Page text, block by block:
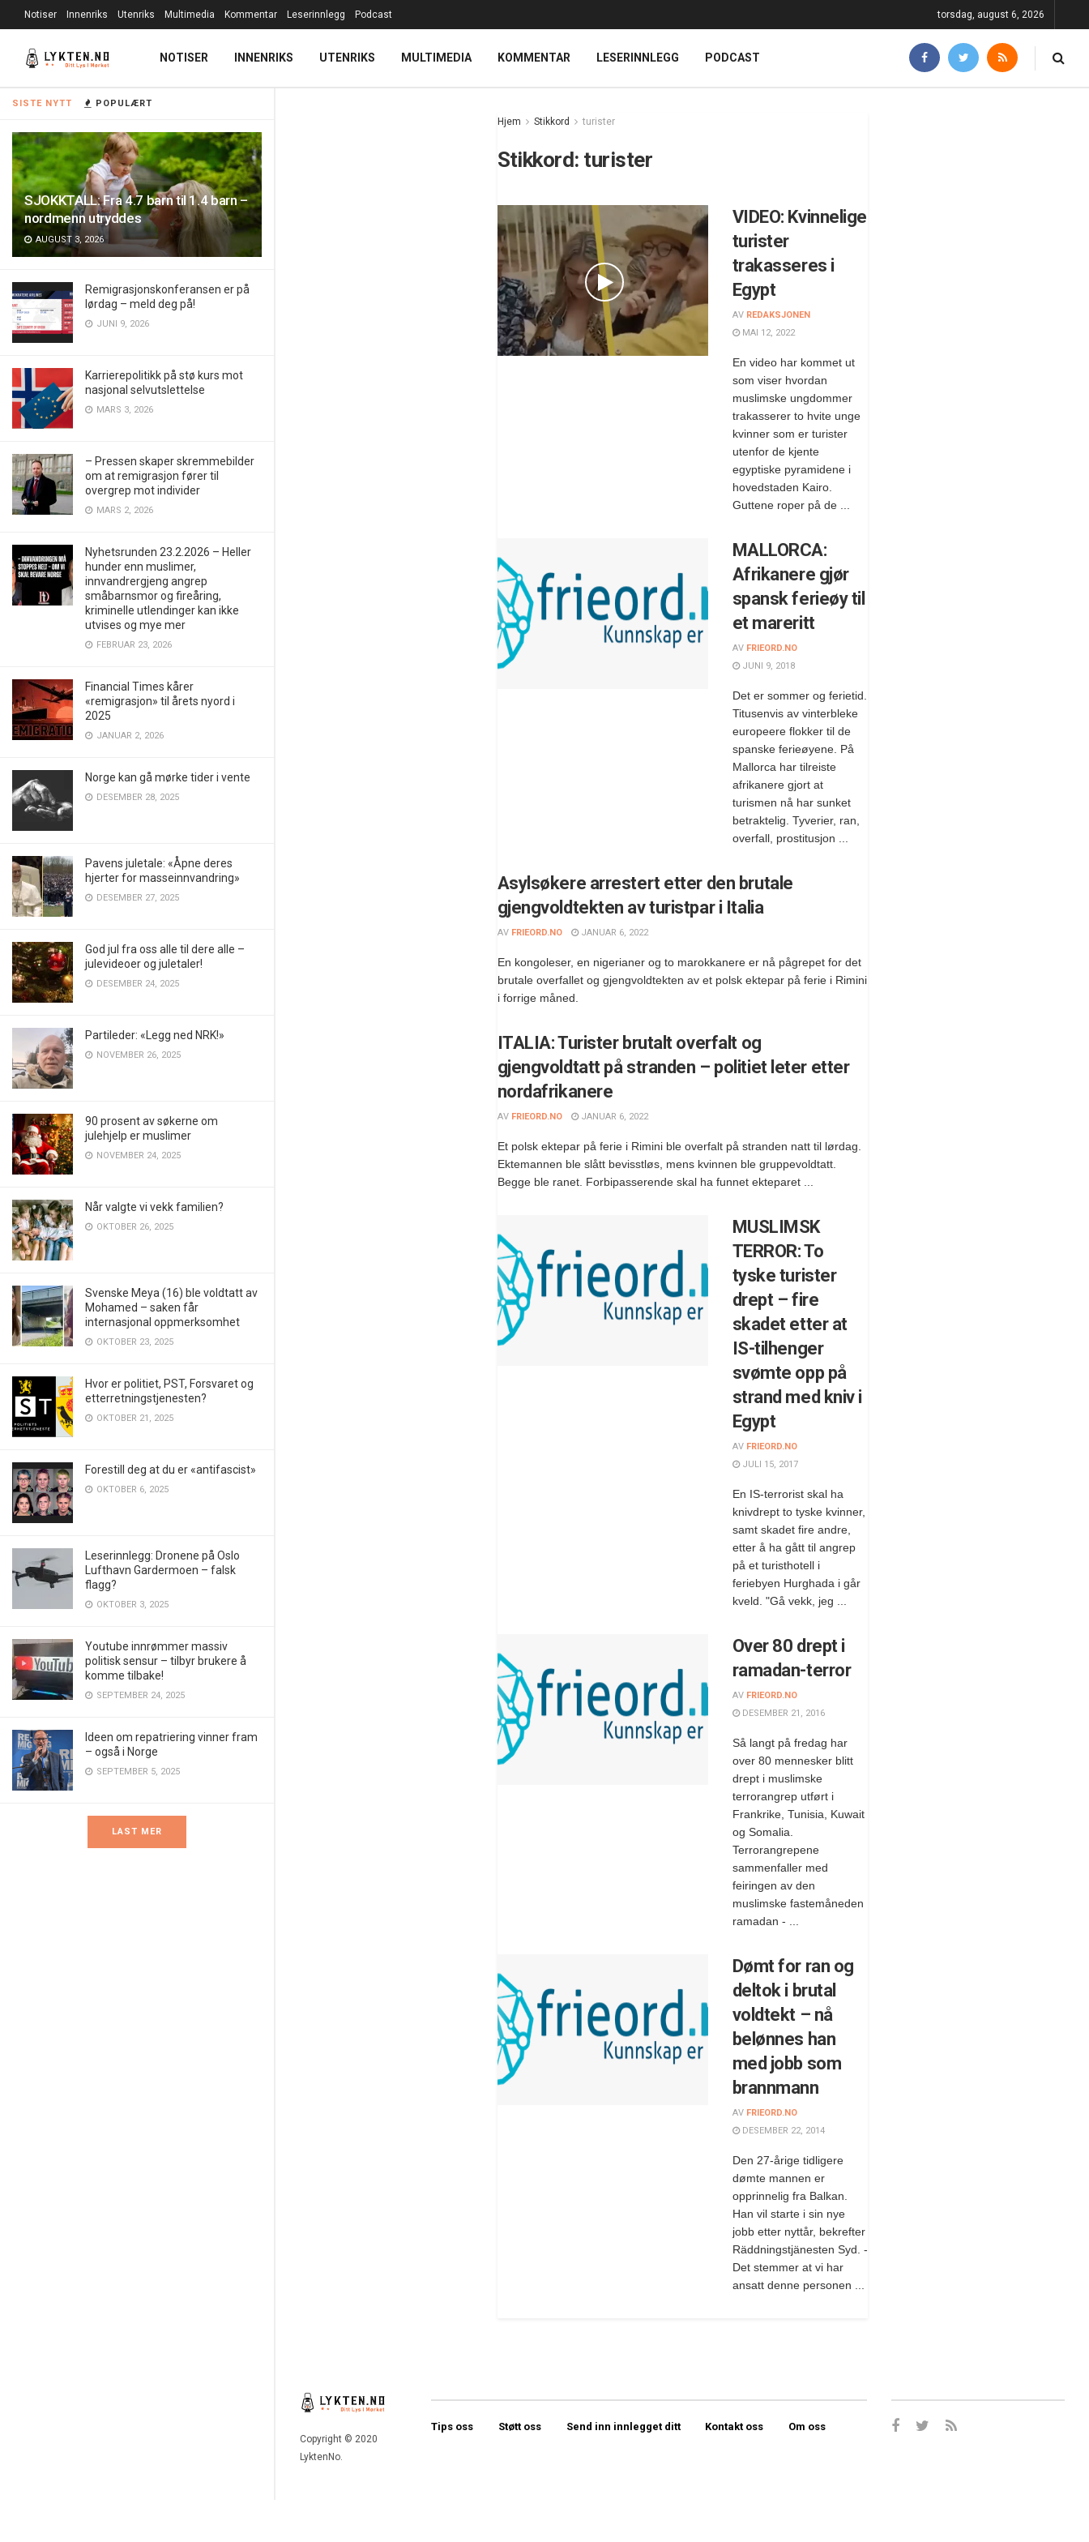
SISTE NYTT POPULÆRT
SJOKKTALL: Fra 4.7 barn til 1.4 barn –
nordmenn utryddes
AUGUST 3, 2026
Remigrasjonskonferansen er på
lørdag – meld deg på!
JUNI 9, 2026
Karrierepolitikk på stø kurs mot
nasjonal selvutslettelse
MARS 3, 2026
– Pressen skaper skremmebilder
om at remigrasjon fører til
overgrep mot individer
MARS 2, 2026
Nyhetsrunden 23.2.2026 – Heller
hunder enn muslimer,
innvandrergjeng angrep
småbarnsmor og fireåring,
kriminelle utlendinger kan ikke
utvises og mye mer
FEBRUAR 23, 2026
Financial Times kårer
«remigrasjon» til årets nyord i
2025
JANUAR 2, 2026
Norge kan gå mørke tider i vente
DESEMBER 28, 2025
Pavens juletale: «Åpne deres
hjerter for masseinnvandring»
DESEMBER 27, 2025
God jul fra oss alle til dere alle –
julevideoer og juletaler!
DESEMBER 24, 2025
Partileder: «Legg ned NRK!»
NOVEMBER 26, 2025
90 prosent av søkerne om
julehjelp er muslimer
NOVEMBER 24, 2025
Når valgte vi vekk familien?
OKTOBER 26, 2025
Svenske Meya (16) ble voldtatt av
Mohamed – saken får
internasjonal oppmerksomhet
OKTOBER 23, 2025
Hvor er politiet, PST, Forsvaret og
etterretningstjenesten?
OKTOBER 21, 2025
Forestill deg at du er «antifascist»
OKTOBER 6, 2025
Leserinnlegg: Dronene på Oslo
Lufthavn Gardermoen – falsk
flagg?
OKTOBER 3, 2025
Youtube innrømmer massiv
politisk sensur – tilbyr brukere å
komme tilbake!
SEPTEMBER 24, 2025
Ideen om repatriering vinner fram
– også i Norge
SEPTEMBER 5, 2025
LAST MER
Notiser Innenriks Utenriks Multimedia Kommentar Leserinnlegg Podcast torsdag, august 6, 2026
NOTISER INNENRIKS UTENRIKS MULTIMEDIA KOMMENTAR LESERINNLEGG PODCAST
Hjem Stikkord turister
Stikkord: turister
VIDEO: Kvinnelige
turister
trakasseres i
Egypt
AV REDAKSJONEN
MAI 12, 2022
En video har kommet ut
som viser hvordan
muslimske ungdommer
trakasserer to hvite unge
kvinner som er turister
utenfor de kjente
egyptiske pyramidene i
hovedstaden Kairo.
Guttene roper på de ...
MALLORCA:
Afrikanere gjør
spansk ferieøy til
et mareritt
AV FRIEORD.NO
JUNI 9, 2018
Det er sommer og ferietid.
Titusenvis av vinterbleke
europeere flokker til de
spanske ferieøyene. På
Mallorca har tilreiste
afrikanere gjort at
turismen nå har sunket
betraktelig. Tyverier, ran,
overfall, prostitusjon ...
Asylsøkere arrestert etter den brutale
gjengvoldtekten av turistpar i Italia
AV FRIEORD.NO JANUAR 6, 2022
En kongoleser, en nigerianer og to marokkanere er nå pågrepet for det
brutale overfallet og gjengvoldtekten av et polsk ektepar på ferie i Rimini
i forrige måned.
ITALIA: Turister brutalt overfalt og
gjengvoldtatt på stranden – politiet leter etter
nordafrikanere
AV FRIEORD.NO JANUAR 6, 2022
Et polsk ektepar på ferie i Rimini ble overfalt på stranden natt til lørdag.
Ektemannen ble slått bevisstløs, mens kvinnen ble gruppevoldtatt.
Begge ble ranet. Forbipasserende skal ha funnet ekteparet ...
MUSLIMSK
TERROR: To
tyske turister
drept – fire
skadet etter at
IS-tilhenger
svømte opp på
strand med kniv i
Egypt
AV FRIEORD.NO
JULI 15, 2017
En IS-terrorist skal ha
knivdrept to tyske kvinner,
samt skadet fire andre,
etter å ha gått til angrep
på et turisthotell i
feriebyen Hurghada i går
kveld. "Gå vekk, jeg ...
Over 80 drept i
ramadan-terror
AV FRIEORD.NO
DESEMBER 21, 2016
Så langt på fredag har
over 80 mennesker blitt
drept i muslimske
terrorangrep utført i
Frankrike, Tunisia, Kuwait
og Somalia.
Terrorangrepene
sammenfaller med
feiringen av den
muslimske fastemåneden
ramadan - ...
Dømt for ran og
deltok i brutal
voldtekt – nå
belønnes han
med jobb som
brannmann
AV FRIEORD.NO
DESEMBER 22, 2014
Den 27-årige tidligere
dømte mannen er
opprinnelig fra Balkan.
Han vil starte i sin nye
jobb etter nyttår, bekrefter
Räddningstjänesten Syd. -
Det stemmer at vi har
ansatt denne personen ...
Copyright © 2020
LyktenNo.
Tips oss Støtt oss Send inn innlegget ditt Kontakt oss Om oss